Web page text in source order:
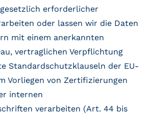
erforderlicher
oder lassen wir die Daten
mit einem anerkannten
vertraglichen Verpflichtung
Standardschutzklauseln der EU-
Vorliegen von Zertifizierungen
internen
verarbeiten (Art. 44 bis